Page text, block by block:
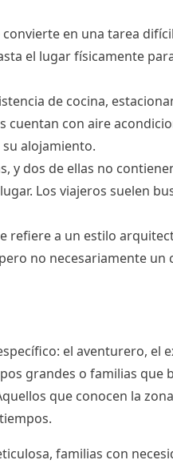
en una tarea
el lugar físicamente
de cocina,
con aire
alojamiento.
y dos de ellas no
Los viajeros suelen
refiere a un estilo
no necesariamente un
el aventurero, el
grandes o familias que
que conocen la
familias con